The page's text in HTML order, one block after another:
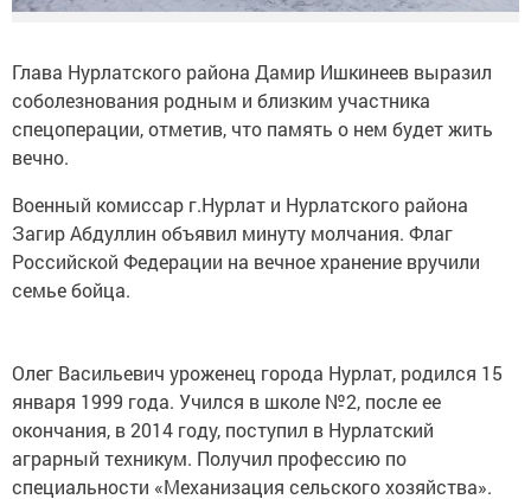
Глава Нурлатского района Дамир Ишкинеев выразил
соболезнования родным и близким участника
спецоперации, отметив, что память о нем будет жить
вечно.
Военный комиссар г.Нурлат и Нурлатского района
Загир Абдуллин объявил минуту молчания. Флаг
Российской Федерации на вечное хранение вручили
семье бойца.
Олег Васильевич уроженец города Нурлат, родился 15
января 1999 года. Учился в школе №2, после ее
окончания, в 2014 году, поступил в Нурлатский
аграрный техникум. Получил профессию по
специальности «Механизация сельского хозяйства».